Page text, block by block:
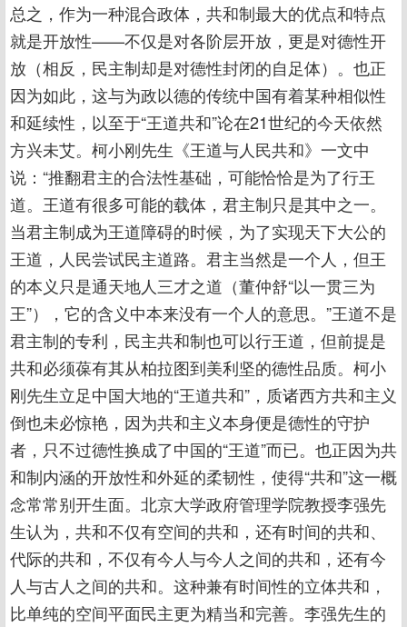
总之，作为一种混合政体，共和制最大的优点和特点
就是开放性——不仅是对各阶层开放，更是对德性开
放（相反，民主制却是对德性封闭的自足体）。也正
因为如此，这与为政以德的传统中国有着某种相似性
和延续性，以至于“王道共和”论在21世纪的今天依然
方兴未艾。柯小刚先生《王道与人民共和》一文中
说：“推翻君主的合法性基础，可能恰恰是为了行王
道。王道有很多可能的载体，君主制只是其中之一。
当君主制成为王道障碍的时候，为了实现天下大公的
王道，人民尝试民主道路。君主当然是一个人，但王
的本义只是通天地人三才之道（董仲舒“以一贯三为
王”），它的含义中本来没有一个人的意思。”王道不是
君主制的专利，民主共和制也可以行王道，但前提是
共和必须葆有其从柏拉图到美利坚的德性品质。柯小
刚先生立足中国大地的“王道共和”，质诸西方共和主义
倒也未必惊艳，因为共和主义本身便是德性的守护
者，只不过德性换成了中国的“王道”而已。也正因为共
和制内涵的开放性和外延的柔韧性，使得“共和”这一概
念常常别开生面。北京大学政府管理学院教授李强先
生认为，共和不仅有空间的共和，还有时间的共和、
代际的共和，不仅有今人与今人之间的共和，还有今
人与古人之间的共和。这种兼有时间性的立体共和，
比单纯的空间平面民主更为精当和完善。李强先生的